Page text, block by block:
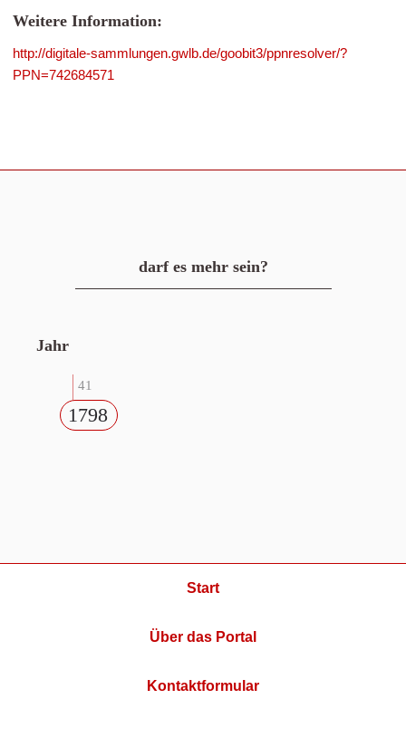
Weitere Information:
http://digitale-sammlungen.gwlb.de/goobit3/ppnresolver/?
PPN=742684571
darf es mehr sein?
Jahr
41
1798
Start
Über das Portal
Kontaktformular